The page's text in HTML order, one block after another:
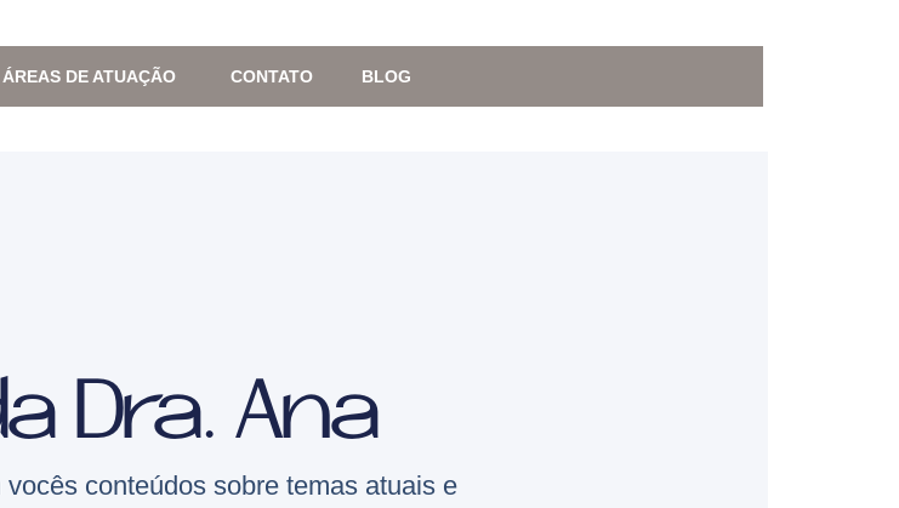
ÁREAS DE ATUAÇÃO CONTATO BLOG
Dra. Ana
conteúdos sobre temas atuais e